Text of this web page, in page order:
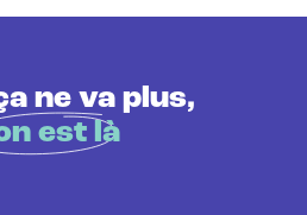
ne va plus,
est là